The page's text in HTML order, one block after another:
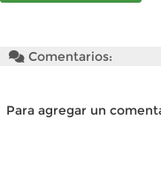
Comentarios:
Para agregar un